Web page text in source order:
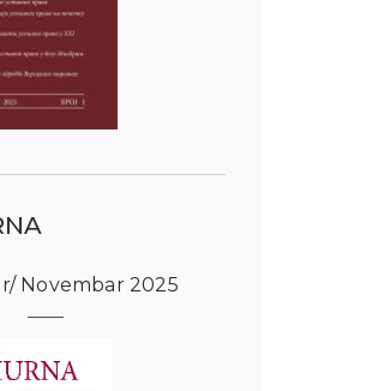
Novembar 2025